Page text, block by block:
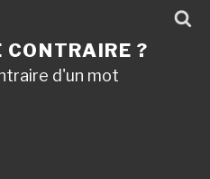
CONTRAIRE ?
d'un mot